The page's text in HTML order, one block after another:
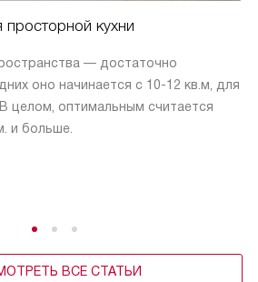
кухни
— достаточно
оно начинается с 10-12 кв.м, для
целом, оптимальным считается
и больше.
ВСЕ СТАТЬИ